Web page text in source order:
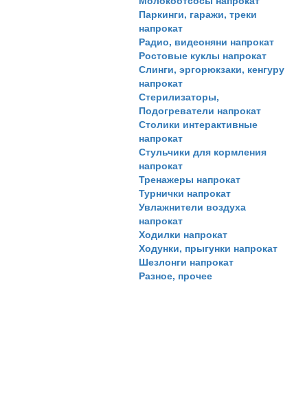
Паркинги, гаражи, треки
напрокат
Радио, видеоняни напрокат
Ростовые куклы напрокат
Слинги, эргорюкзаки, кенгуру
напрокат
Стерилизаторы,
Подогреватели напрокат
Столики интерактивные
напрокат
Стульчики для кормления
напрокат
Тренажеры напрокат
Турнички напрокат
Увлажнители воздуха
напрокат
Ходилки напрокат
Ходунки, прыгунки напрокат
Шезлонги напрокат
Разное, прочее